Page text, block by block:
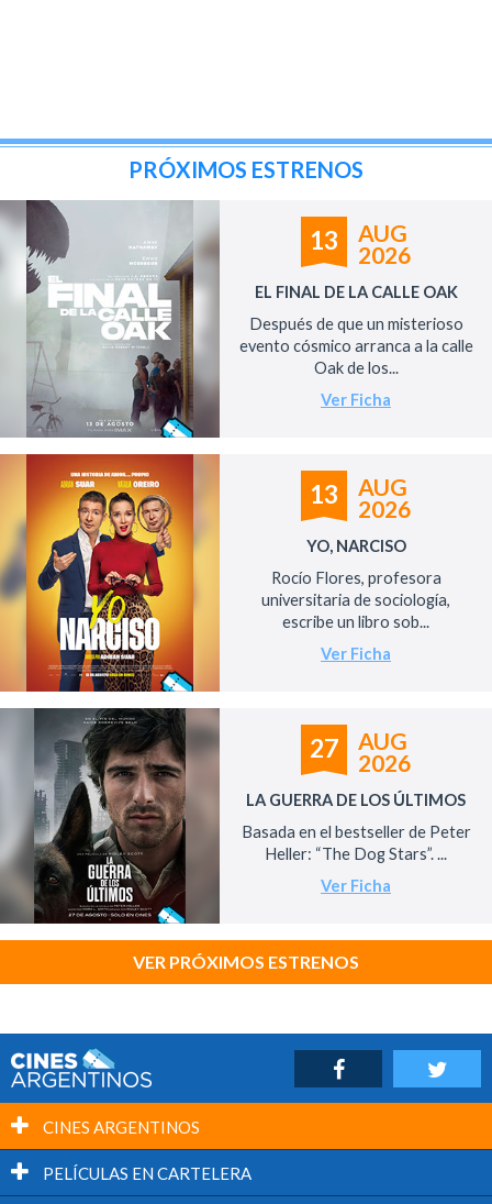
PRÓXIMOS ESTRENOS
13
AUG
2026
EL FINAL DE LA CALLE OAK
Después de que un misterioso
evento cósmico arranca a la calle
Oak de los...
Ver Ficha
13
AUG
2026
YO, NARCISO
Rocío Flores, profesora
universitaria de sociología,
escribe un libro sob...
Ver Ficha
27
AUG
2026
LA GUERRA DE LOS ÚLTIMOS
Basada en el bestseller de Peter
Heller: “The Dog Stars”. ...
Ver Ficha
VER PRÓXIMOS ESTRENOS
CINES ARGENTINOS
PELÍCULAS EN CARTELERA